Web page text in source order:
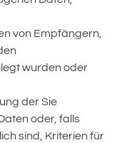
von Empfängern,
wurden oder
der Sie
oder, falls
sind, Kriterien für